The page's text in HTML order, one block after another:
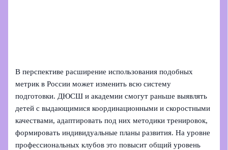
В перспективе расширение использования подобных
метрик в России может изменить всю систему
подготовки. ДЮСШ и академии смогут раньше выявлять
детей с выдающимися координационными и скоростными
качествами, адаптировать под них методики тренировок,
формировать индивидуальные планы развития. На уровне
профессиональных клубов это повысит общий уровень